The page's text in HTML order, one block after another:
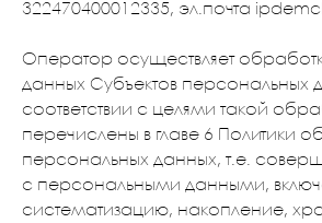
322470400012335, эл.почта
Оператор осуществляет
данных Субъектов персональных
соответствии с целями такой
перечислены в главе 6 Политики
персональных данных, т.е.
с персональными данными,
систематизацию, накопление,